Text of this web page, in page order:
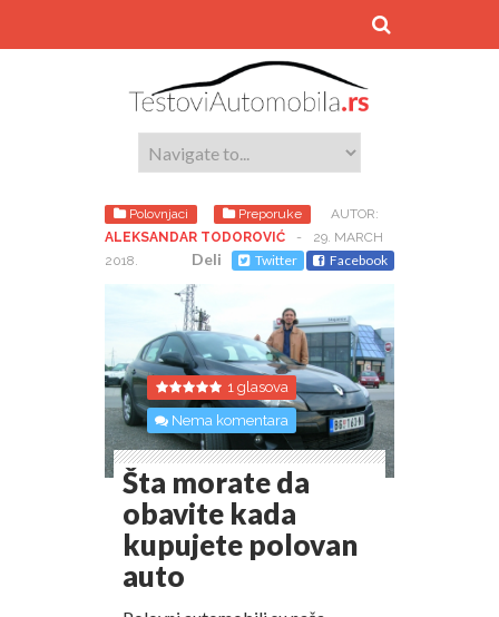
Polovnjaci Preporuke
AUTOR:
ALEKSANDAR TODOROVIĆ
-
29. MARCH
2018.
Deli Twitter Facebook
1 glasova
Nema komentara
Šta morate da
obavite kada
kupujete polovan
auto